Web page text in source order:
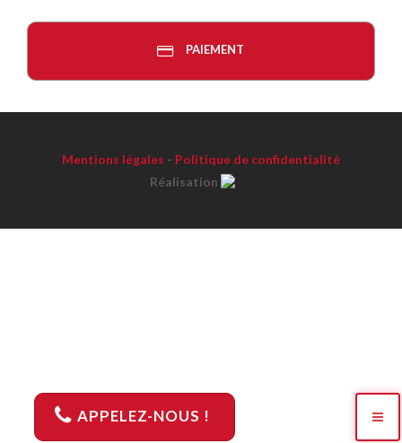
APPELEZ-NOUS !
PAIEMENT
Mentions légales - Politique de confidentialité
Réalisation